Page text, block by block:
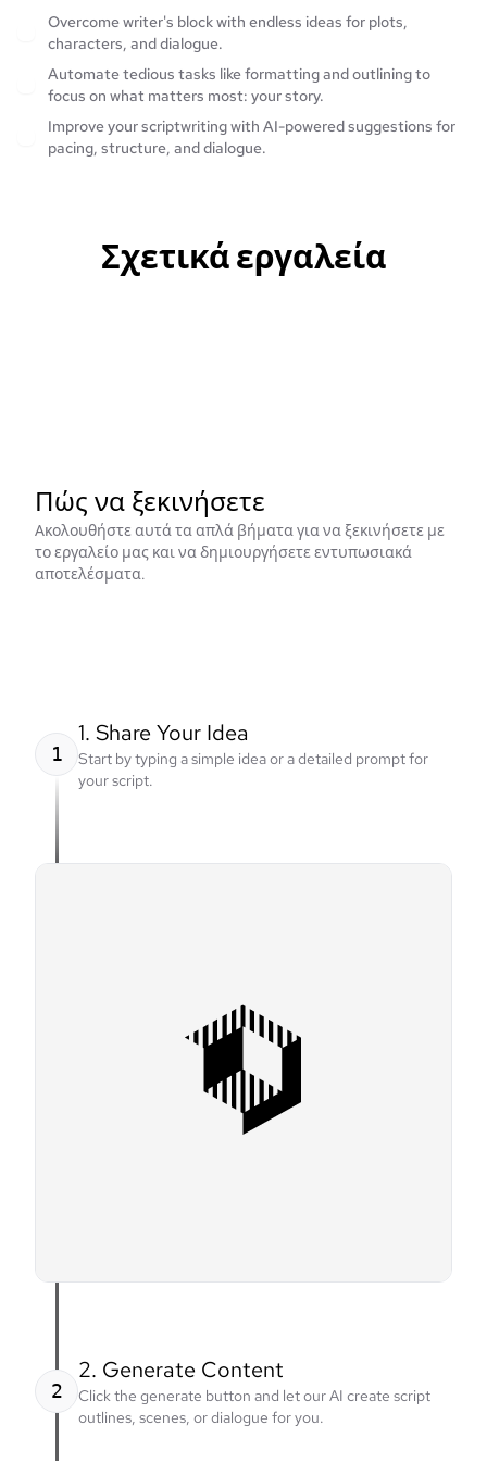
Overcome writer's block with endless ideas for plots,
characters, and dialogue.
Automate tedious tasks like formatting and outlining to
focus on what matters most: your story.
Improve your scriptwriting with AI-powered suggestions for
pacing, structure, and dialogue.
Σχετικά εργαλεία
Πώς να ξεκινήσετε
Ακολουθήστε αυτά τα απλά βήματα για να ξεκινήσετε με
το εργαλείο μας και να δημιουργήσετε εντυπωσιακά
αποτελέσματα.
1
1. Share Your Idea
Start by typing a simple idea or a detailed prompt for
your script.
2
2. Generate Content
Click the generate button and let our AI create script
outlines, scenes, or dialogue for you.